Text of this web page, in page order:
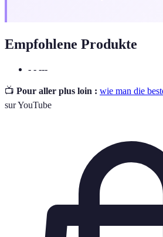
Empfohlene Produkte
- - ---
📺 Pour aller plus loin : wie man die
sur YouTube